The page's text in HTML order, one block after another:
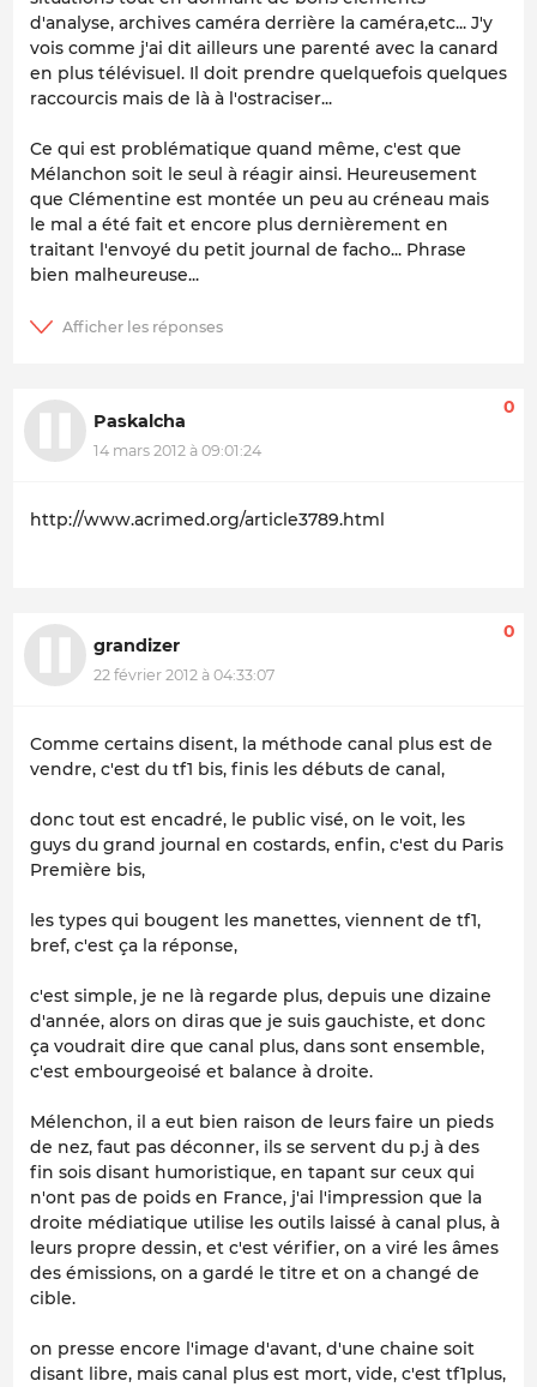
d'analyse, archives caméra derrière la caméra,etc... J'y
vois comme j'ai dit ailleurs une parenté avec la canard
en plus télévisuel. Il doit prendre quelquefois quelques
raccourcis mais de là à l'ostraciser...
Ce qui est problématique quand même, c'est que
Mélanchon soit le seul à réagir ainsi. Heureusement
que Clémentine est montée un peu au créneau mais
le mal a été fait et encore plus dernièrement en
traitant l'envoyé du petit journal de facho... Phrase
bien malheureuse...
Paskalcha
14 mars 2012 à 09:01:24
0
http://www.acrimed.org/article3789.html
grandizer
22 février 2012 à 04:33:07
0
Comme certains disent, la méthode canal plus est de
vendre, c'est du tf1 bis, finis les débuts de canal,
donc tout est encadré, le public visé, on le voit, les
guys du grand journal en costards, enfin, c'est du Paris
Première bis,
les types qui bougent les manettes, viennent de tf1,
bref, c'est ça la réponse,
c'est simple, je ne là regarde plus, depuis une dizaine
d'année, alors on diras que je suis gauchiste, et donc
ça voudrait dire que canal plus, dans sont ensemble,
c'est embourgeoisé et balance à droite.
Mélenchon, il a eut bien raison de leurs faire un pieds
de nez, faut pas déconner, ils se servent du p.j à des
fin sois disant humoristique, en tapant sur ceux qui
n'ont pas de poids en France, j'ai l'impression que la
droite médiatique utilise les outils laissé à canal plus, à
leurs propre dessin, et c'est vérifier, on a viré les âmes
des émissions, on a gardé le titre et on a changé de
cible.
on presse encore l'image d'avant, d'une chaine soit
disant libre, mais canal plus est mort, vide, c'est tf1plus,